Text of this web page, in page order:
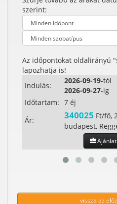
szerint:
Az időpontokat oldalirányú
lapozhatja is!
Indulás:
2026-09-19-tól
2026-09-27-ig
Időtartam: 7 éj
Ár:
340025 Ft/fő,
budapest,
vissza az